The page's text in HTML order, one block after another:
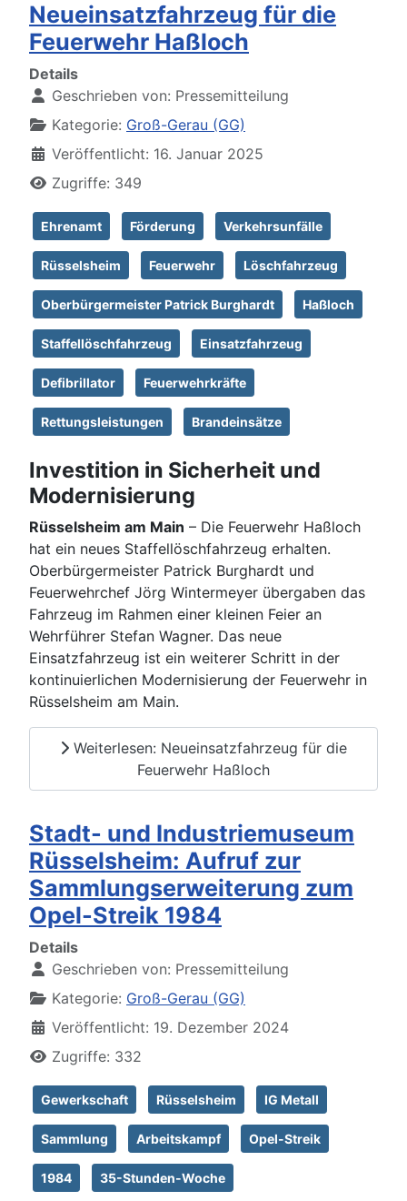
Neueinsatzfahrzeug für die
Feuerwehr Haßloch
Details
Geschrieben von: Pressemitteilung
Kategorie: Groß-Gerau (GG)
Veröffentlicht: 16. Januar 2025
Zugriffe: 349
Ehrenamt Förderung Verkehrsunfälle
Rüsselsheim Feuerwehr Löschfahrzeug
Oberbürgermeister Patrick Burghardt Haßloch
Staffellöschfahrzeug Einsatzfahrzeug
Defibrillator Feuerwehrkräfte
Rettungsleistungen Brandeinsätze
Investition in Sicherheit und
Modernisierung
Rüsselsheim am Main – Die Feuerwehr Haßloch
hat ein neues Staffellöschfahrzeug erhalten.
Oberbürgermeister Patrick Burghardt und
Feuerwehrchef Jörg Wintermeyer übergaben das
Fahrzeug im Rahmen einer kleinen Feier an
Wehrführer Stefan Wagner. Das neue
Einsatzfahrzeug ist ein weiterer Schritt in der
kontinuierlichen Modernisierung der Feuerwehr in
Rüsselsheim am Main.
Weiterlesen: Neueinsatzfahrzeug für die
Feuerwehr Haßloch
Stadt- und Industriemuseum
Rüsselsheim: Aufruf zur
Sammlungserweiterung zum
Opel-Streik 1984
Details
Geschrieben von: Pressemitteilung
Kategorie: Groß-Gerau (GG)
Veröffentlicht: 19. Dezember 2024
Zugriffe: 332
Gewerkschaft Rüsselsheim IG Metall
Sammlung Arbeitskampf Opel-Streik
1984 35-Stunden-Woche